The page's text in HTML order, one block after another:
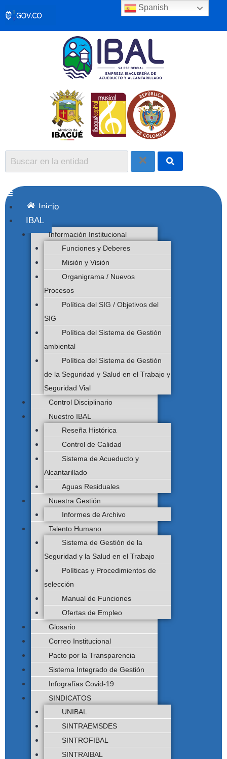
Inicio
IBAL
Información Institucional
Funciones y Deberes
Misión y Visión
Organigrama / Nuevos
Procesos
Política del SIG / Objetivos del
SIG
Política del Sistema de Gestión
ambiental
Política del Sistema de Gestión
de la Seguridad y Salud en el Trabajo y
Seguridad Vial
Control Disciplinario
Nuestro IBAL
Reseña Histórica
Control de Calidad
Sistema de Acueducto y
Alcantarillado
Aguas Residuales
Nuestra Gestión
Informes de Archivo
Talento Humano
Sistema de Gestión de la
Seguridad y la Salud en el Trabajo
Políticas y Procedimientos de
selección
Manual de Funciones
Ofertas de Empleo
Glosario
Correo Institucional
Pacto por la Transparencia
Sistema Integrado de Gestión
Infografías Covid-19
SINDICATOS
UNIBAL
SINTRAEMSDES
SINTROFIBAL
SINTRAIBAL
Spanish